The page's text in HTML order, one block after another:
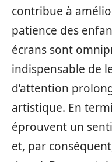
contribue à
patience des
écrans sont
indispensable de
d’attention
artistique. En
éprouvent un
et, par